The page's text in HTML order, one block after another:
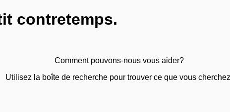
contretemps.
Comment pouvons-nous vous aider?
Utilisez la boîte de recherche pour trouver ce que vous